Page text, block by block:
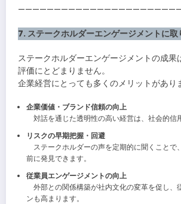
7. ステークホルダーエンゲージメントに取
ステークホルダーエンゲージメントの成果
評価にとどまりません。
企業経営にとっても多くのメリットがあり
企業価値・ブランド信頼の向上
対話を通じた透明性の高い経営は、社会的信
リスクの早期把握・回避
ステークホルダーの声を定期的に聞くことで
前に発見できます。
従業員エンゲージメントの向上
外部との関係構築が社内文化の変革を促し、
ンも高まります。